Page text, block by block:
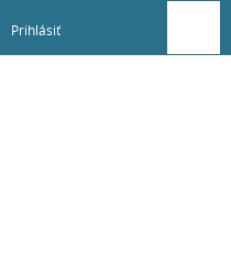
Prihlásiť